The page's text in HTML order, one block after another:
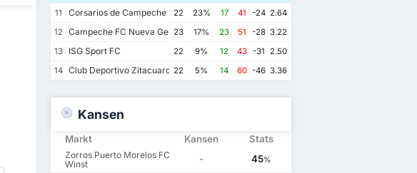
11
Corsarios de Campeche FC22 23% 17 41 -24 2.64
12
Campeche FC Nueva Generacion
23 17% 23 51 -28 3.22
13
ISG Sport FC 22 9% 12 43 -31 2.50
14 Club Deportivo Zitacuaro II22 5% 14 60 -46 3.36
Kansen
Markt Kansen Stats
Zorros Puerto Morelos FC
Winst
- 45%